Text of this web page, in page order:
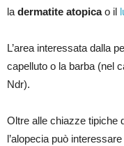
la dermatite atopicao il
L’area interessata dalla
capelluto o la barba (nel
Ndr).
Oltre alle chiazze tipiche
l’alopecia può